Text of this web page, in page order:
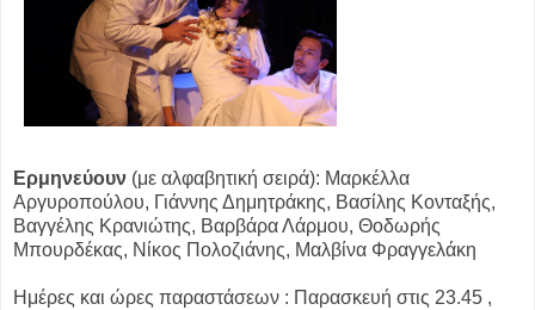
Ερμηνεύουν (με αλφαβητική σειρά): Μαρκέλλα
Αργυροπούλου, Γιάννης Δημητράκης, Βασίλης Κονταξής,
Βαγγέλης Κρανιώτης, Βαρβάρα Λάρμου, Θοδωρής
Μπουρδέκας, Νίκος Πολοζιάνης, Μαλβίνα Φραγγελάκη
Ημέρες και ώρες παραστάσεων : Παρασκευή στις 23.45 ,